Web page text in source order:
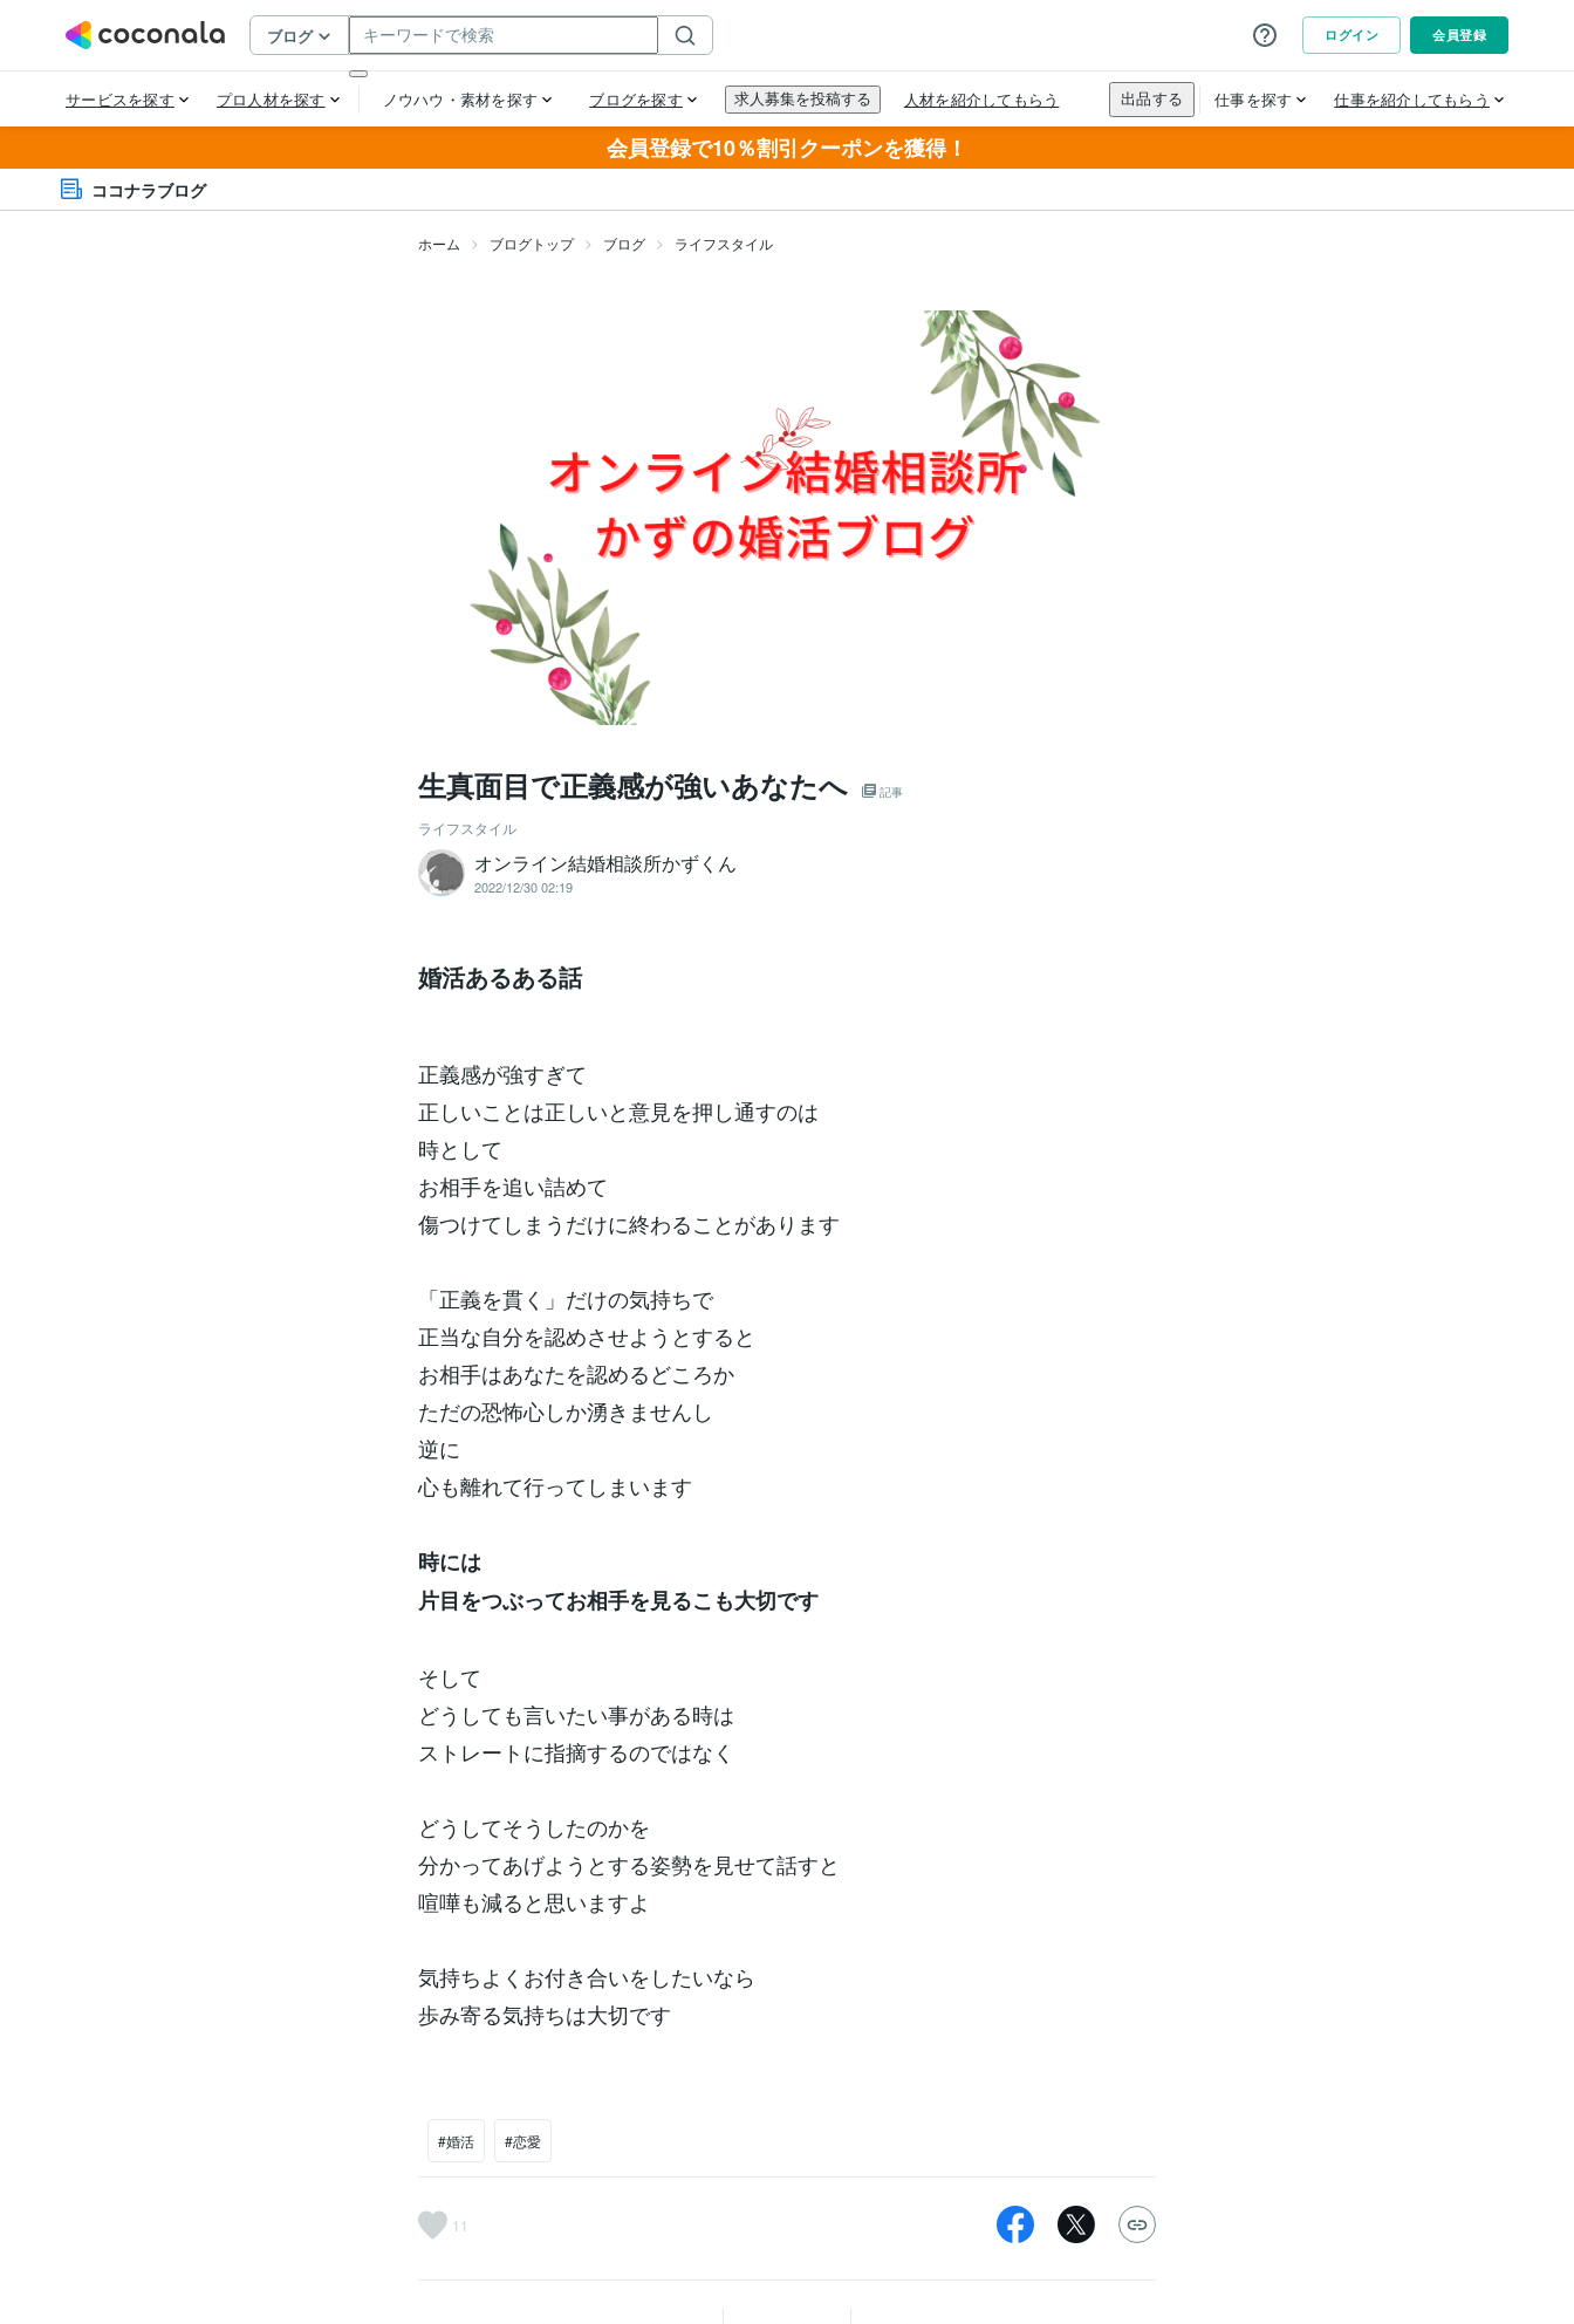
会員登録で10％割引クーポンを獲得！
ココナラブログ
ホーム ブログトップ ブログ ライフスタイル
生真面目で正義感が強いあなたへ 記事
ライフスタイル
オンライン結婚相談所かずくん
2022/12/30 02:19
婚活あるある話
正義感が強すぎて
正しいことは正しいと意見を押し通すのは
時として
お相手を追い詰めて
傷つけてしまうだけに終わることがあります
「正義を貫く」だけの気持ちで
正当な自分を認めさせようとすると
お相手はあなたを認めるどころか
ただの恐怖心しか湧きませんし
逆に
心も離れて行ってしまいます
時には
片目をつぶってお相手を見るこも大切です
そして
どうしても言いたい事がある時は
ストレートに指摘するのではなく
どうしてそうしたのかを
分かってあげようとする姿勢を見せて話すと
喧嘩も減ると思いますよ
気持ちよくお付き合いをしたいなら
歩み寄る気持ちは大切です
#婚活 #恋愛
11